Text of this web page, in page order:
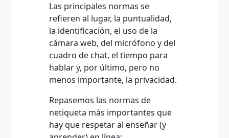
Las principales normas se
refieren al lugar, la puntualidad,
la identificación, el uso de la
cámara web, del micrófono y del
cuadro de chat, el tiempo para
hablar y, por último, pero no
menos importante, la privacidad.
Repasemos las normas de
netiqueta más importantes que
hay que respetar al enseñar (y